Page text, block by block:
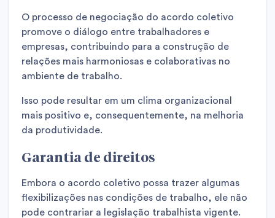
O processo de negociação do acordo coletivo
promove o diálogo entre trabalhadores e
empresas, contribuindo para a construção de
relações mais harmoniosas e colaborativas no
ambiente de trabalho.
Isso pode resultar em um clima organizacional
mais positivo e, consequentemente, na melhoria
da produtividade.
Garantia de direitos
Embora o acordo coletivo possa trazer algumas
flexibilizações nas condições de trabalho, ele não
pode contrariar a legislação trabalhista vigente.